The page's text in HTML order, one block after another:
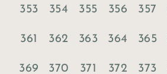
353 354 355 356 357
361 362 363 364 365
369 370 371 372 373